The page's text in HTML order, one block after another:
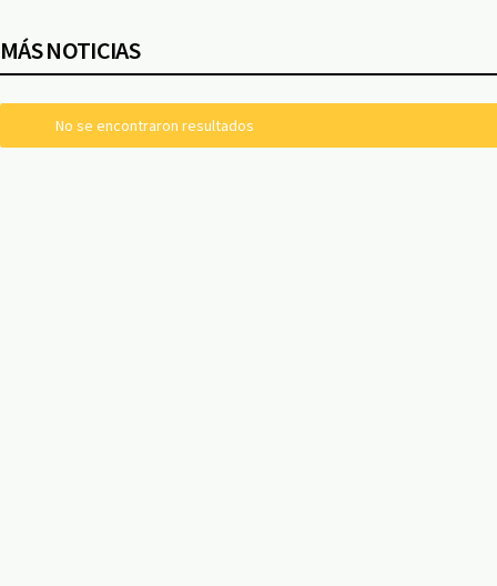
MÁS NOTICIAS
No se encontraron resultados